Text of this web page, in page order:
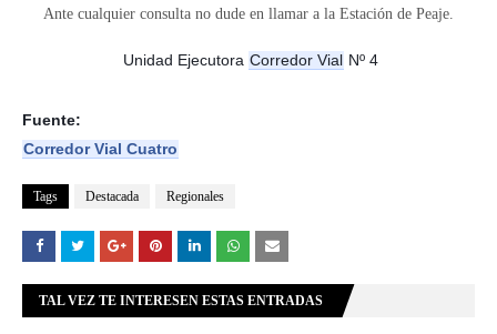
Ante cualquier consulta no dude en llamar a la Estación de Peaje.
Unidad Ejecutora Corredor Vial Nº 4
Fuente:
Corredor Vial Cuatro
Tags Destacada Regionales
TAL VEZ TE INTERESEN ESTAS ENTRADAS